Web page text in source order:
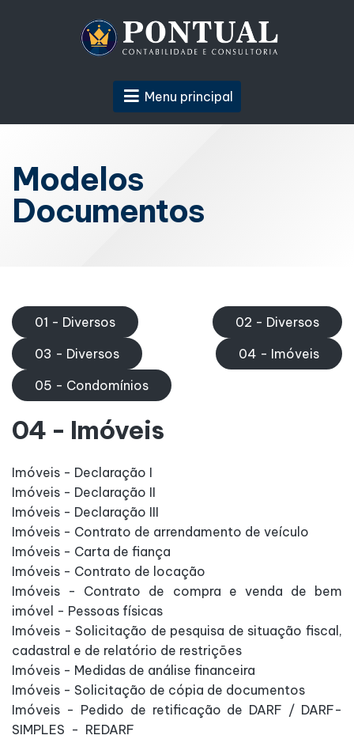
Menu principal
Modelos
Documentos
01 - Diversos
02 - Diversos
03 - Diversos
04 - Imóveis
05 - Condomínios
04 - Imóveis
Imóveis - Declaração I
Imóveis - Declaração II
Imóveis - Declaração III
Imóveis - Contrato de arrendamento de veículo
Imóveis - Carta de fiança
Imóveis - Contrato de locação
Imóveis - Contrato de compra e venda de bem
imóvel - Pessoas físicas
Imóveis - Solicitação de pesquisa de situação fiscal,
cadastral e de relatório de restrições
Imóveis - Medidas de análise financeira
Imóveis - Solicitação de cópia de documentos
Imóveis - Pedido de retificação de DARF / DARF-
SIMPLES - REDARF